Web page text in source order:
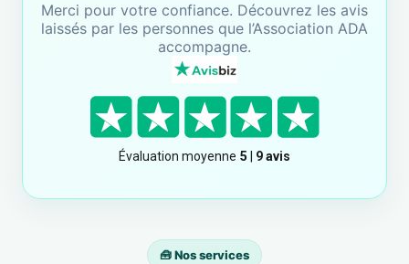
Merci pour votre confiance. Découvrez les avis
laissés par les personnes que l’Association ADA
accompagne.
🧰 Nos services